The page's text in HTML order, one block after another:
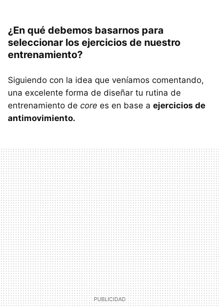
¿En qué debemos basarnos para
seleccionar los ejercicios de nuestro
entrenamiento?
Siguiendo con la idea que veníamos comentando,
una excelente forma de diseñar tu rutina de
entrenamiento de core es en base a ejercicios de
antimovimiento.